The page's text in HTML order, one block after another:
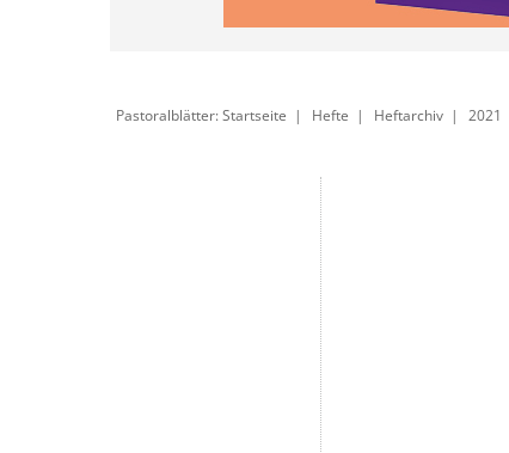
Pastoralblätter: Startseite Hefte Heftarchiv 2021